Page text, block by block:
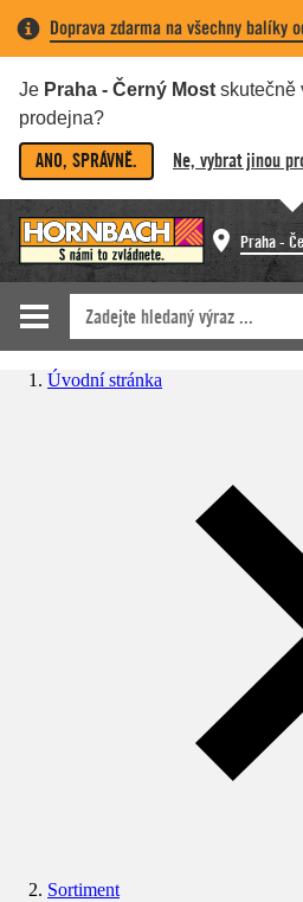
Doprava zdarma na všechny balíky
Je Praha - Černý Most skutečně
prodejna?
ANO, SPRÁVNĚ. Ne, vybrat jinou
Praha -
Úvodní stránka
Sortiment